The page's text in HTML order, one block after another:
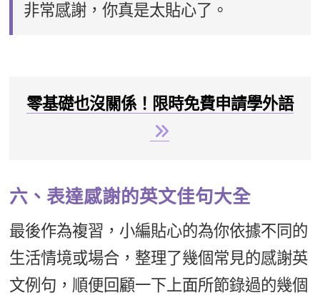
非常感謝，你真是太貼心了。
零基礎也沒關係！限時免費申請學外語
六、表達感謝的英文佳句大全
最後作為複習，小編貼心的為你依據不同的
生活情境或場合，整理了幾個常見的感謝英
文例句，順便回顧一下上面所節錄過的幾個